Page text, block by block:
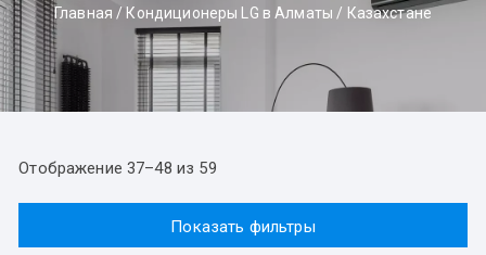
Главная / Кондиционеры LG в Алматы / Казахстане
Отображение 37–48 из 59
Показать фильтры